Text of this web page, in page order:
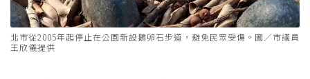
北市從2005年起停止在公園新設鵝卵石步道，避免民眾受傷。圖／市議員
王欣儀提供